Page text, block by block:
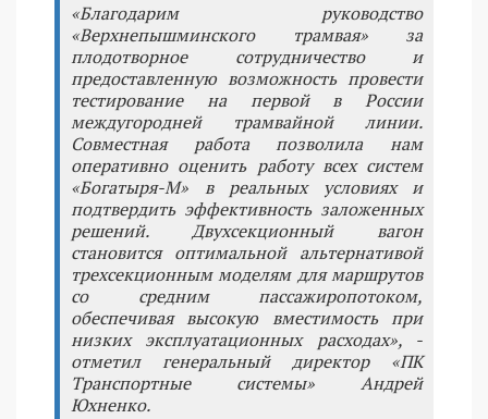
«Благодарим руководство
«Верхнепышминского трамвая» за
плодотворное сотрудничество и
предоставленную возможность провести
тестирование на первой в России
междугородней трамвайной линии.
Совместная работа позволила нам
оперативно оценить работу всех систем
«Богатыря-М» в реальных условиях и
подтвердить эффективность заложенных
решений. Двухсекционный вагон
становится оптимальной альтернативой
трехсекционным моделям для маршрутов
со средним пассажиропотоком,
обеспечивая высокую вместимость при
низких эксплуатационных расходах», -
отметил генеральный директор «ПК
Транспортные системы» Андрей
Юхненко.